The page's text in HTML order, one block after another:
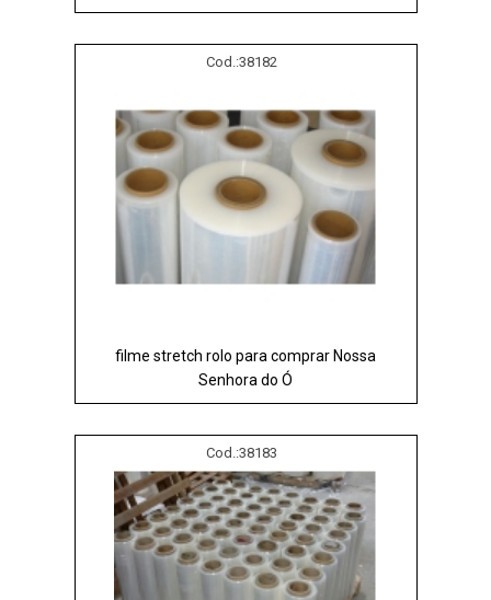
Cod.:38182
filme stretch rolo para comprar Nossa
Senhora do Ó
Cod.:38183